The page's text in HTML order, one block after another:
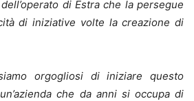
di Estra che la persegue
di iniziative volte la creazione di
orgogliosi di iniziare questo
che da anni si occupa di